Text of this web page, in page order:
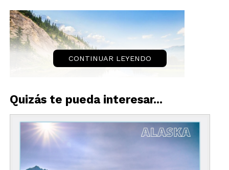
Hogar del monte McKinley, el pico más alto de
América del Norte. La mejor temporada para
visitar es en verano, de junio a agosto. El viajero
ideal disfruta del senderismo y la vida silvestre.
CONTINUAR LEYENDO
Quizás te pueda interesar...